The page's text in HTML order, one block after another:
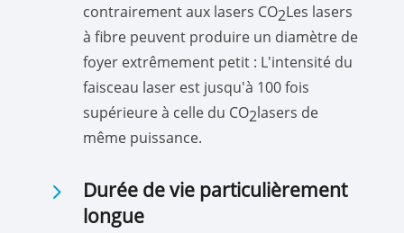
contrairement aux lasers CO2Les lasers
à fibre peuvent produire un diamètre de
foyer extrêmement petit : L'intensité du
faisceau laser est jusqu'à 100 fois
supérieure à celle du CO2lasers de
même puissance.
5
Durée de vie particulièrement
longue